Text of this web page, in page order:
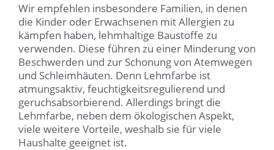
Wir empfehlen insbesondere Familien, in denen
die Kinder oder Erwachsenen mit Allergien zu
kämpfen haben, lehmhaltige Baustoffe zu
verwenden. Diese führen zu einer Minderung von
Beschwerden und zur Schonung von Atemwegen
und Schleimhäuten. Denn Lehmfarbe ist
atmungsaktiv, feuchtigkeitsregulierend und
geruchsabsorbierend. Allerdings bringt die
Lehmfarbe, neben dem ökologischen Aspekt,
viele weitere Vorteile, weshalb sie für viele
Haushalte geeignet ist.